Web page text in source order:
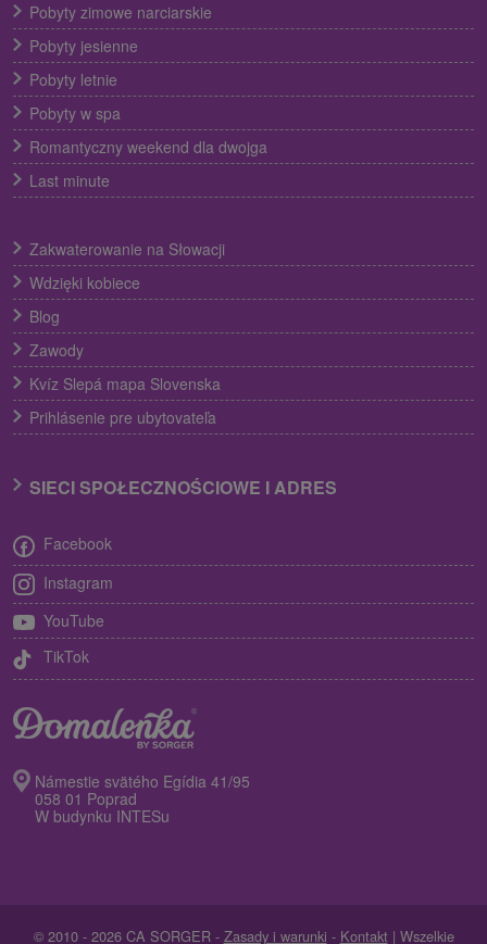
Pobyty zimowe narciarskie
Pobyty jesienne
Pobyty letnie
Pobyty w spa
Romantyczny weekend dla dwojga
Last minute
Zakwaterowanie na Słowacji
Wdzięki kobiece
Blog
Zawody
Kvíz Slepá mapa Slovenska
Prihlásenie pre ubytovateľa
SIECI SPOŁECZNOŚCIOWE I ADRES
Facebook
Instagram
YouTube
TikTok
Námestie svätého Egídia 41/95
058 01 Poprad
W budynku INTESu
© 2010 - 2026 CA SORGER - Zasady i warunki - Kontakt | Wszelkie